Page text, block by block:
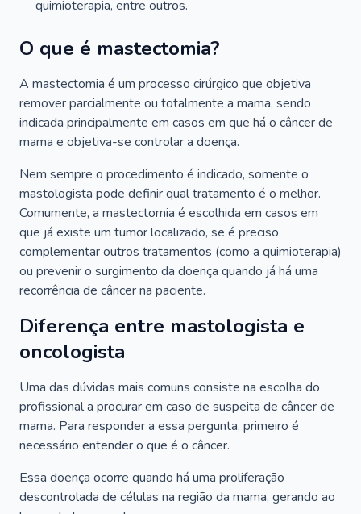
quimioterapia, entre outros.
O que é mastectomia?
A mastectomia é um processo cirúrgico que objetiva
remover parcialmente ou totalmente a mama, sendo
indicada principalmente em casos em que há o câncer de
mama e objetiva-se controlar a doença.
Nem sempre o procedimento é indicado, somente o
mastologista pode definir qual tratamento é o melhor.
Comumente, a mastectomia é escolhida em casos em
que já existe um tumor localizado, se é preciso
complementar outros tratamentos (como a quimioterapia)
ou prevenir o surgimento da doença quando já há uma
recorrência de câncer na paciente.
Diferença entre mastologista e
oncologista
Uma das dúvidas mais comuns consiste na escolha do
profissional a procurar em caso de suspeita de câncer de
mama. Para responder a essa pergunta, primeiro é
necessário entender o que é o câncer.
Essa doença ocorre quando há uma proliferação
descontrolada de células na região da mama, gerando ao